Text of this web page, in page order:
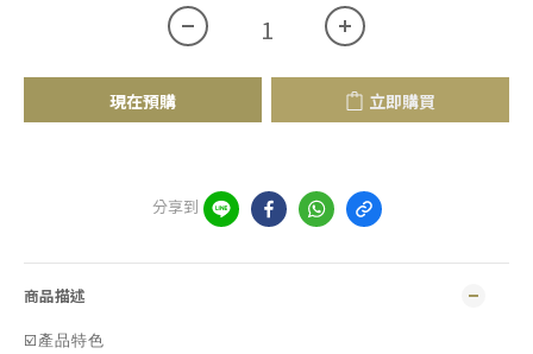
現在預購 立即購買
分享到
商品描述
☑️產品特色